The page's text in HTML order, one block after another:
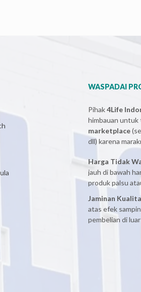
WASPADAI
Pihak4Life
himbauan untuk
marketplace
dll) karena
Harga Tidak
jauh di bawah
produk palsu
Jaminan
atas efek
pembelian di